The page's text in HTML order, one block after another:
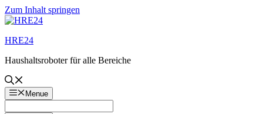
Zum Inhalt springen
HRE24
Haushaltsroboter für alle Bereiche
Menue